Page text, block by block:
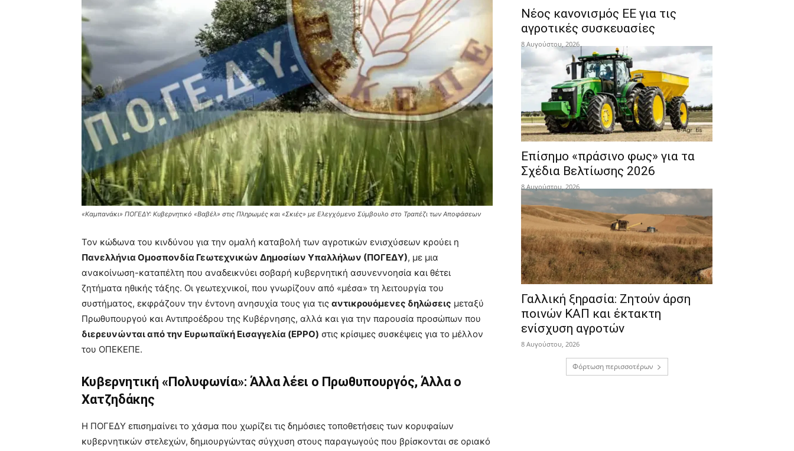
«Καμπανάκι» ΠΟΓΕΔΥ: Κυβερνητικό «Βαβέλ» στις Πληρωμές και «Σκιές» με Ελεγχόμενο Σύμβουλο στο Τραπέζι των Αποφάσεων
Τον κώδωνα του κινδύνου για την ομαλή καταβολή των αγροτικών ενισχύσεων κρούει η
Πανελλήνια Ομοσπονδία Γεωτεχνικών Δημοσίων Υπαλλήλων (ΠΟΓΕΔΥ), με μια
ανακοίνωση-καταπέλτη που αναδεικνύει σοβαρή κυβερνητική ασυνεννοησία και θέτει
ζητήματα ηθικής τάξης. Οι γεωτεχνικοί, που γνωρίζουν από «μέσα» τη λειτουργία του
συστήματος, εκφράζουν την έντονη ανησυχία τους για τις αντικρουόμενες δηλώσεις μεταξύ
Πρωθυπουργού και Αντιπροέδρου της Κυβέρνησης, αλλά και για την παρουσία προσώπων που
διερευνώνται από την Ευρωπαϊκή Εισαγγελία (EPPO) στις κρίσιμες συσκέψεις για το μέλλον
του ΟΠΕΚΕΠΕ.
Κυβερνητική «Πολυφωνία»: Άλλα λέει ο Πρωθυπουργός, Άλλα ο
Χατζηδάκης
Η ΠΟΓΕΔΥ επισημαίνει το χάσμα που χωρίζει τις δημόσιες τοποθετήσεις των κορυφαίων
κυβερνητικών στελεχών, δημιουργώντας σύγχυση στους παραγωγούς που βρίσκονται σε οριακό
Νέος κανονισμός ΕΕ για τις
αγροτικές συσκευασίες
8 Αυγούστου, 2026
Επίσημο «πράσινο φως» για τα
Σχέδια Βελτίωσης 2026
8 Αυγούστου, 2026
Γαλλική ξηρασία: Ζητούν άρση
ποινών ΚΑΠ και έκτακτη
ενίσχυση αγροτών
8 Αυγούστου, 2026
Φόρτωση περισσοτέρων